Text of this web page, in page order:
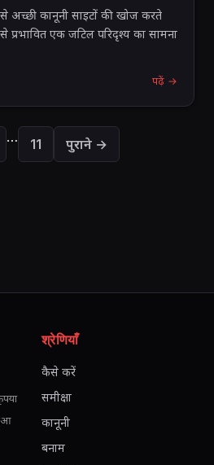
अच्छी कानूनी साइटों की खोज करते
एक जटिल परिदृश्य का सामना
पढ़ें →
पोस्ट
पृष्ठ
… 11 पुराने →
श्रेणियाँ
कैसे करें
समीक्षा
कानूनी
बनाम